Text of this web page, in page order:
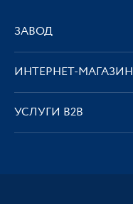
ЗАВОД
ИНТЕРНЕТ-МАГАЗИН
УСЛУГИ В2В